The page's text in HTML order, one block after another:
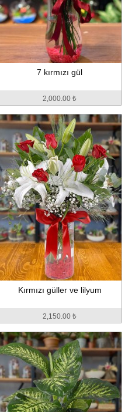
7 kırmızı gül
2,000.00 ₺
Kırmızı güller ve lilyum
2,150.00 ₺